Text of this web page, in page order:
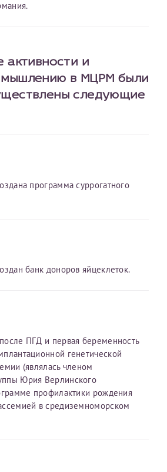
активности и
мышлению в МЦРМ были
следующие
программа суррогатного
банк доноров яйцеклеток.
ПГД и первая беременность
генетической
(являлась членом
Юрия Верлинского
профилактики рождения
в средиземноморском